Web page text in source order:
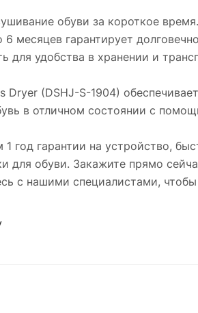
обуви за короткое время.
месяцев гарантирует
для удобства в хранении и
Dryer (DSHJ-S-1904)
в отличном состоянии с
год гарантии на устройство,
для обуви. Закажите прямо
с нашими специалистами,